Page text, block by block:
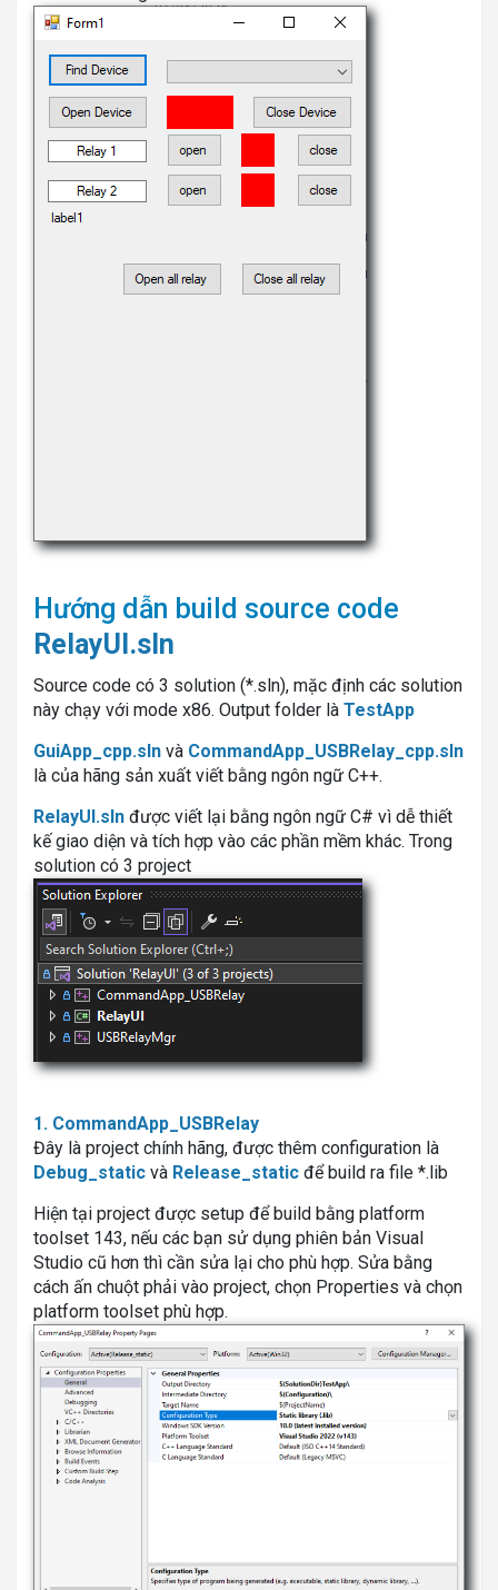
Hướng dẫn build source code
RelayUI.sln
Source code có 3 solution (*.sln), mặc định các solution
này chạy với mode x86. Output folder là TestApp
GuiApp_cpp.sln và CommandApp_USBRelay_cpp.sln
là của hãng sản xuất viết bằng ngôn ngữ C++.
RelayUI.sln được viết lại bằng ngôn ngữ C# vì dễ thiết
kế giao diện và tích hợp vào các phần mềm khác. Trong
solution có 3 project
1. CommandApp_USBRelay
Đây là project chính hãng, được thêm configuration là
Debug_static và Release_static để build ra file *.lib
Hiện tại project được setup để build bằng platform
toolset 143, nếu các bạn sử dụng phiên bản Visual
Studio cũ hơn thì cần sửa lại cho phù hợp. Sửa bằng
cách ấn chuột phải vào project, chọn Properties và chọn
platform toolset phù hợp.